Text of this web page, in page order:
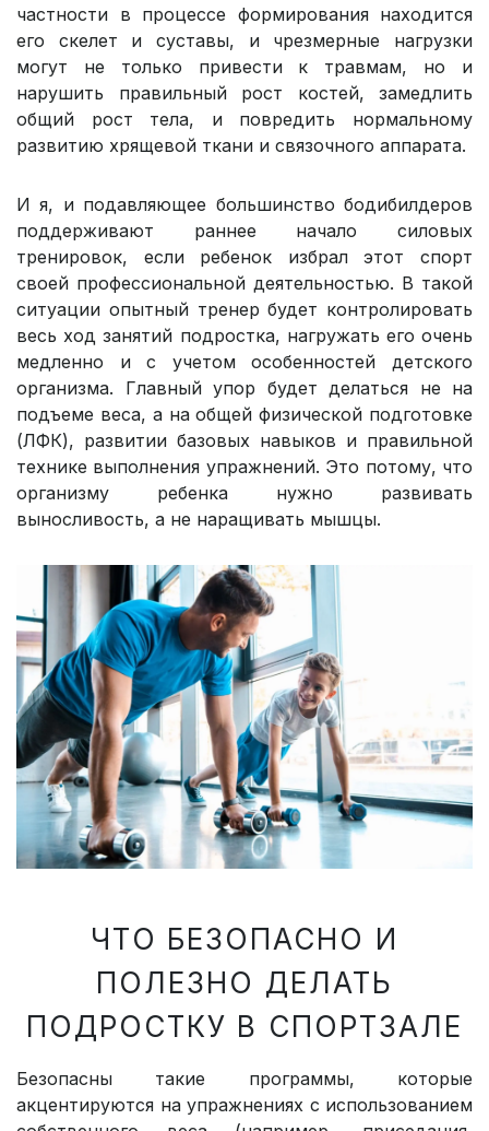
частности в процессе формирования находится
его скелет и суставы, и чрезмерные нагрузки
могут не только привести к травмам, но и
нарушить правильный рост костей, замедлить
общий рост тела, и повредить нормальному
развитию хрящевой ткани и связочного аппарата.
И я, и подавляющее большинство бодибилдеров
поддерживают раннее начало силовых
тренировок, если ребенок избрал этот спорт
своей профессиональной деятельностью. В такой
ситуации опытный тренер будет контролировать
весь ход занятий подростка, нагружать его очень
медленно и с учетом особенностей детского
организма. Главный упор будет делаться не на
подъеме веса, а на общей физической подготовке
(ЛФК), развитии базовых навыков и правильной
технике выполнения упражнений. Это потому, что
организму ребенка нужно развивать
выносливость, а не наращивать мышцы.
ЧТО БЕЗОПАСНО И
ПОЛЕЗНО ДЕЛАТЬ
ПОДРОСТКУ В СПОРТЗАЛЕ
Безопасны такие программы, которые
акцентируются на упражнениях с использованием